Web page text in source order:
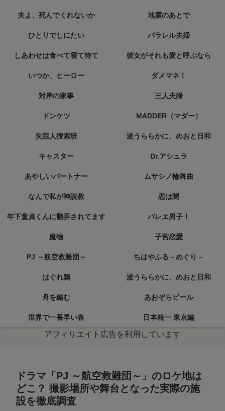
夫よ、死んでくれないか 地震のあとで
ひとりでしにたい パラレル夫婦
しあわせは食べて寝て待て 彼女がそれも愛と呼ぶなら
いつか、ヒーロー ダメマネ！
対岸の家事 三人夫婦
ドンケツ MADDER（マダー）
失踪人捜索班 波うららかに、めおと日和
キャスター Dr.アシュラ
あやしいパートナー ムサシノ輪舞曲
なんで私が神説教 恋は闇
年下童貞くんに翻弄されてます バレエ男子！
魔物 子宮恋愛
PJ ～航空救難団～ ちはやふる－めぐり－
はぐれ鴉 波うららかに、めおと日和
舟を編む あおぞらビール
世界で一番早い春 日本統一 東京編
アフィリエイト広告を利用しています
ドラマ「PJ ～航空救難団～」のロケ地は
どこ？ 撮影場所や舞台となった実際の施
設を徹底調査